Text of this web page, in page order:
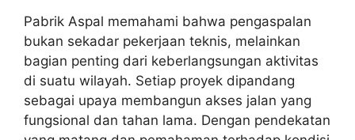
Pabrik Aspal memahami bahwa pengaspalan
bukan sekadar pekerjaan teknis, melainkan
bagian penting dari keberlangsungan aktivitas
di suatu wilayah. Setiap proyek dipandang
sebagai upaya membangun akses jalan yang
fungsional dan tahan lama. Dengan pendekatan